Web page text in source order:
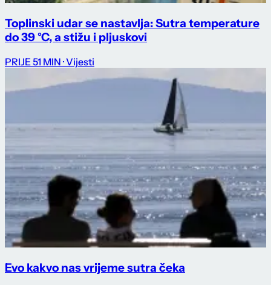
Toplinski udar se nastavlja: Sutra temperature
do 39 °C, a stižu i pljuskovi
PRIJE 51 MIN · Vijesti
Evo kakvo nas vrijeme sutra čeka